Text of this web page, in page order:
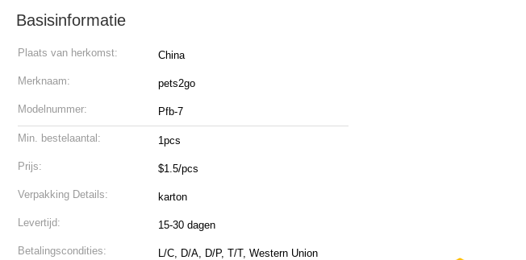
Basisinformatie
Plaats van herkomst: China
Merknaam: pets2go
Modelnummer: Pfb-7
Min. bestelaantal: 1pcs
Prijs: $1.5/pcs
Verpakking Details: karton
Levertijd: 15-30 dagen
Betalingscondities: L/C, D/A, D/P, T/T, Western Union